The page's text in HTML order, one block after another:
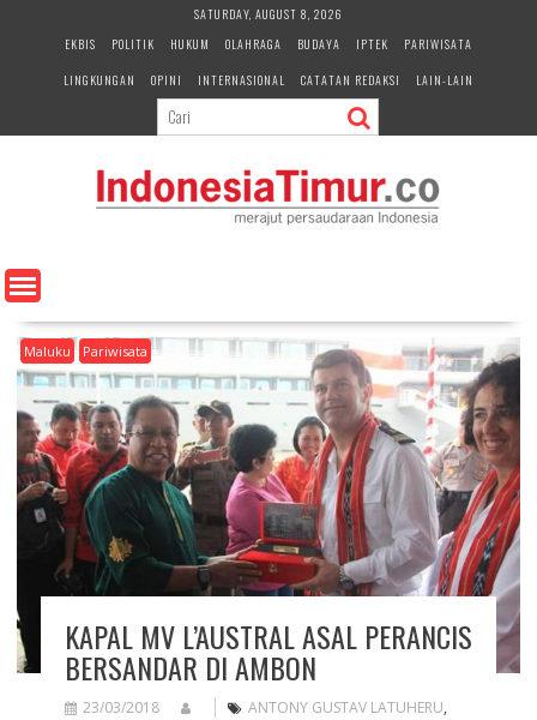
e
n
SATURDAY, AUGUST 8, 2026
EKBIS
POLITIK HUKUM OLAHRAGA BUDAYA IPTEK
PARIWISATA
LINGKUNGAN
OPINI INTERNASIONAL CATATAN REDAKSI LAIN-LAIN
Maluku Pariwisata
KAPAL MV L’AUSTRAL ASAL PERANCIS
BERSANDAR DI AMBON
23/03/2018 ANTONY GUSTAV LATUHERU,